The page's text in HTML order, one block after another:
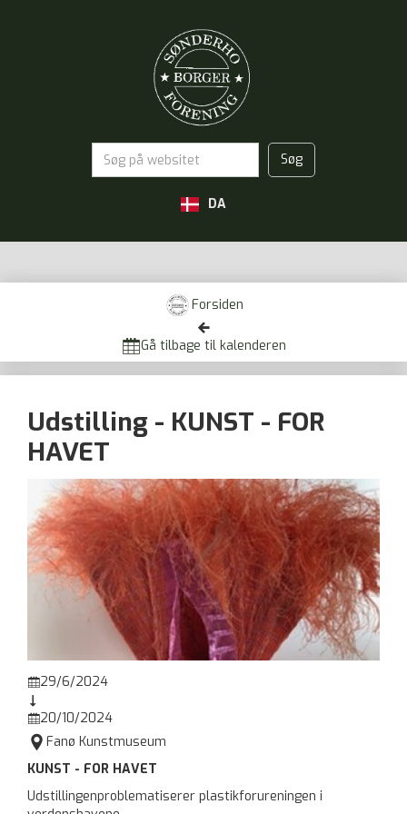
DA
Forsiden

Gå tilbage til kalenderen
Udstilling - KUNST - FOR
HAVET
29/6/2024

20/10/2024
 Fanø Kunstmuseum
KUNST - FOR HAVET
Udstillingenproblematiserer plastikforureningen i